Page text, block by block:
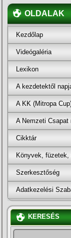
OLDALAK
Kezdőlap
Videógaléria
Lexikon
A kezdetektől
A KK (Mitropa
A Nemzeti Csapat
Cikktár
Könyvek, füzetek,
Szerkesztőség
Adatkezelési
KERESÉS